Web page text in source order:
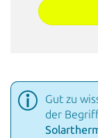
Gut zu
der